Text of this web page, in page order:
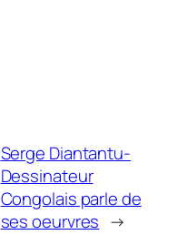
Serge Diantantu-
Dessinateur
Congolais parle de
ses oeurvres →